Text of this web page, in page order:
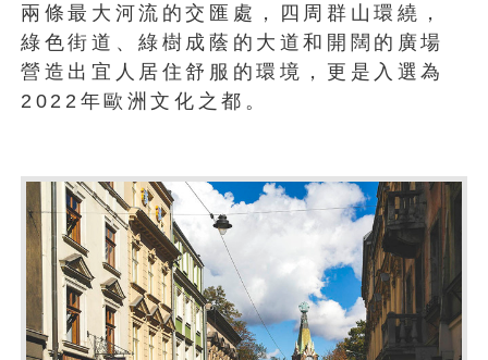
兩條最大河流的交匯處，四周群山環繞，
綠色街道、綠樹成蔭的大道和開闊的廣場
營造出宜人居住舒服的環境，更是入選為
2022年歐洲文化之都。